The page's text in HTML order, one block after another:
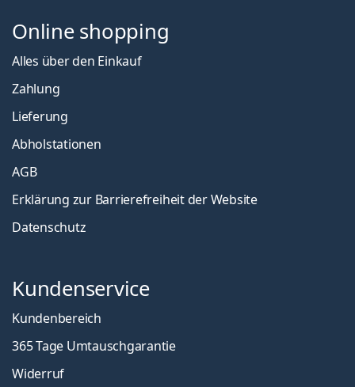
Online shopping
Alles über den Einkauf
Zahlung
Lieferung
Abholstationen
AGB
Erklärung zur Barrierefreiheit der Website
Datenschutz
Kundenservice
Kundenbereich
365 Tage Umtauschgarantie
Widerruf